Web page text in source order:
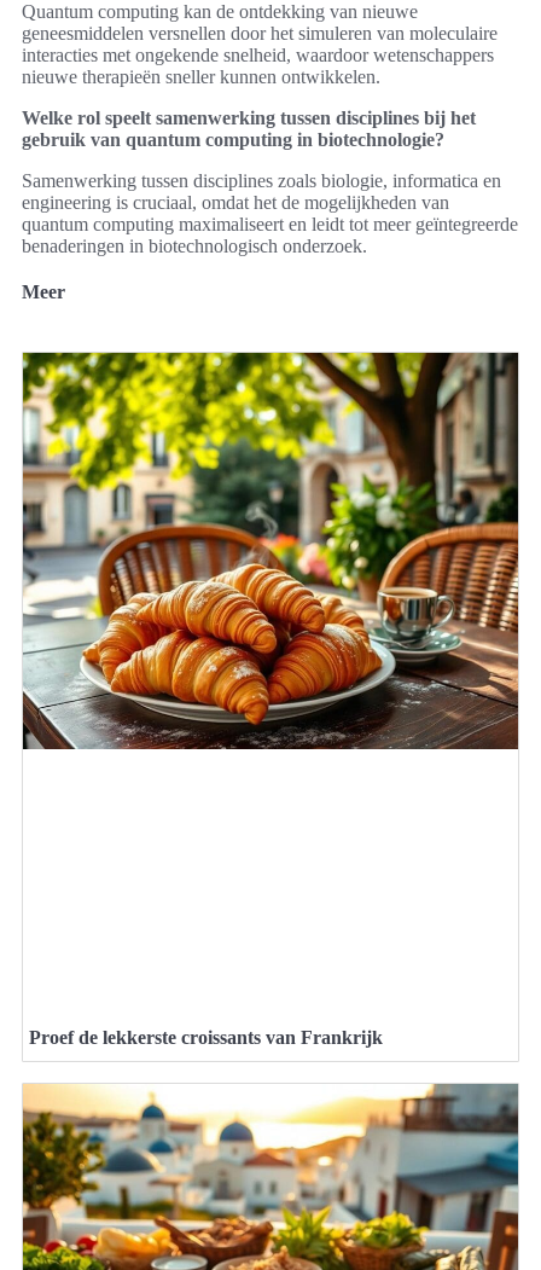
Quantum computing kan de ontdekking van nieuwe
geneesmiddelen versnellen door het simuleren van moleculaire
interacties met ongekende snelheid, waardoor wetenschappers
nieuwe therapieën sneller kunnen ontwikkelen.
Welke rol speelt samenwerking tussen disciplines bij het
gebruik van quantum computing in biotechnologie?
Samenwerking tussen disciplines zoals biologie, informatica en
engineering is cruciaal, omdat het de mogelijkheden van
quantum computing maximaliseert en leidt tot meer geïntegreerde
benaderingen in biotechnologisch onderzoek.
Meer
Proef de lekkerste croissants van Frankrijk